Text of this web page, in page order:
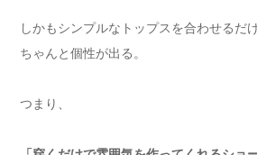
しかもシンプルなトップスを合わせるだ
ちゃんと個性が出る。
つまり、